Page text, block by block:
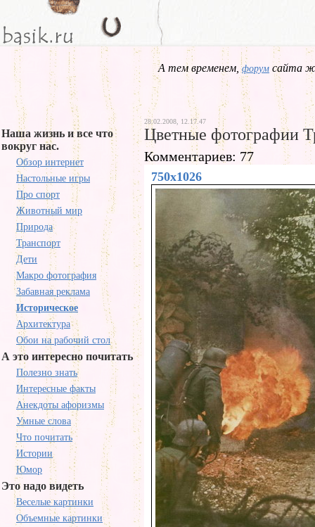
А тем временем,форум сайта
Наша жизнь и все что
вокруг нас.
Обзор интернет
Настольные игры
Про спорт
Животный мир
Природа
Транспорт
Дети
Макро фотография
Забавная реклама
Историческое
Архитектура
Обои на рабочий стол
А это интересно почитать
Полезно знать
Интересные факты
Анекдоты афоризмы
Умные слова
Что почитать
Истории
Юмор
Это надо видеть
Веселые картинки
Объемные картинки
28.02.2008, 12.17.47
Цветные фотографии
Комментариев: 77
750x1026